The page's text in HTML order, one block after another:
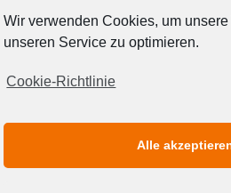
Wir verwenden Cookies, um
unseren Service zu optimieren.
Cookie-Richtlinie
Alle